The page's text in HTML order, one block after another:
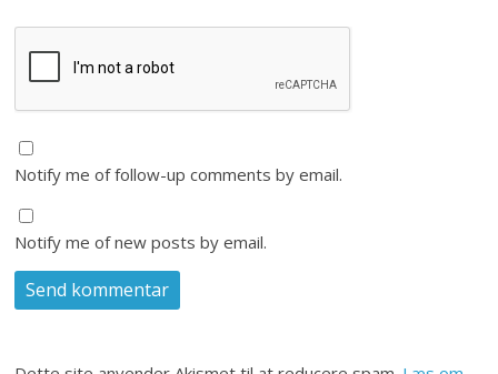
Notify me of follow-up comments by email.
Notify me of new posts by email.